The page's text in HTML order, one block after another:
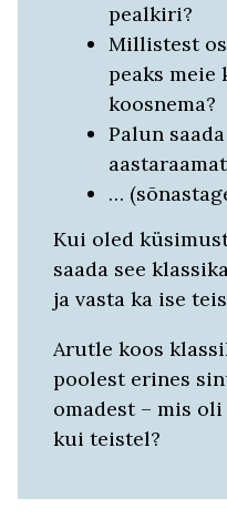
pealkiri?
Millistest
peaks meie
koosnema?
Palun
…
Kui oled
saada see
ja vasta ka ise
Arutle koos
poolest erines
omadest – mis
kui teistel?